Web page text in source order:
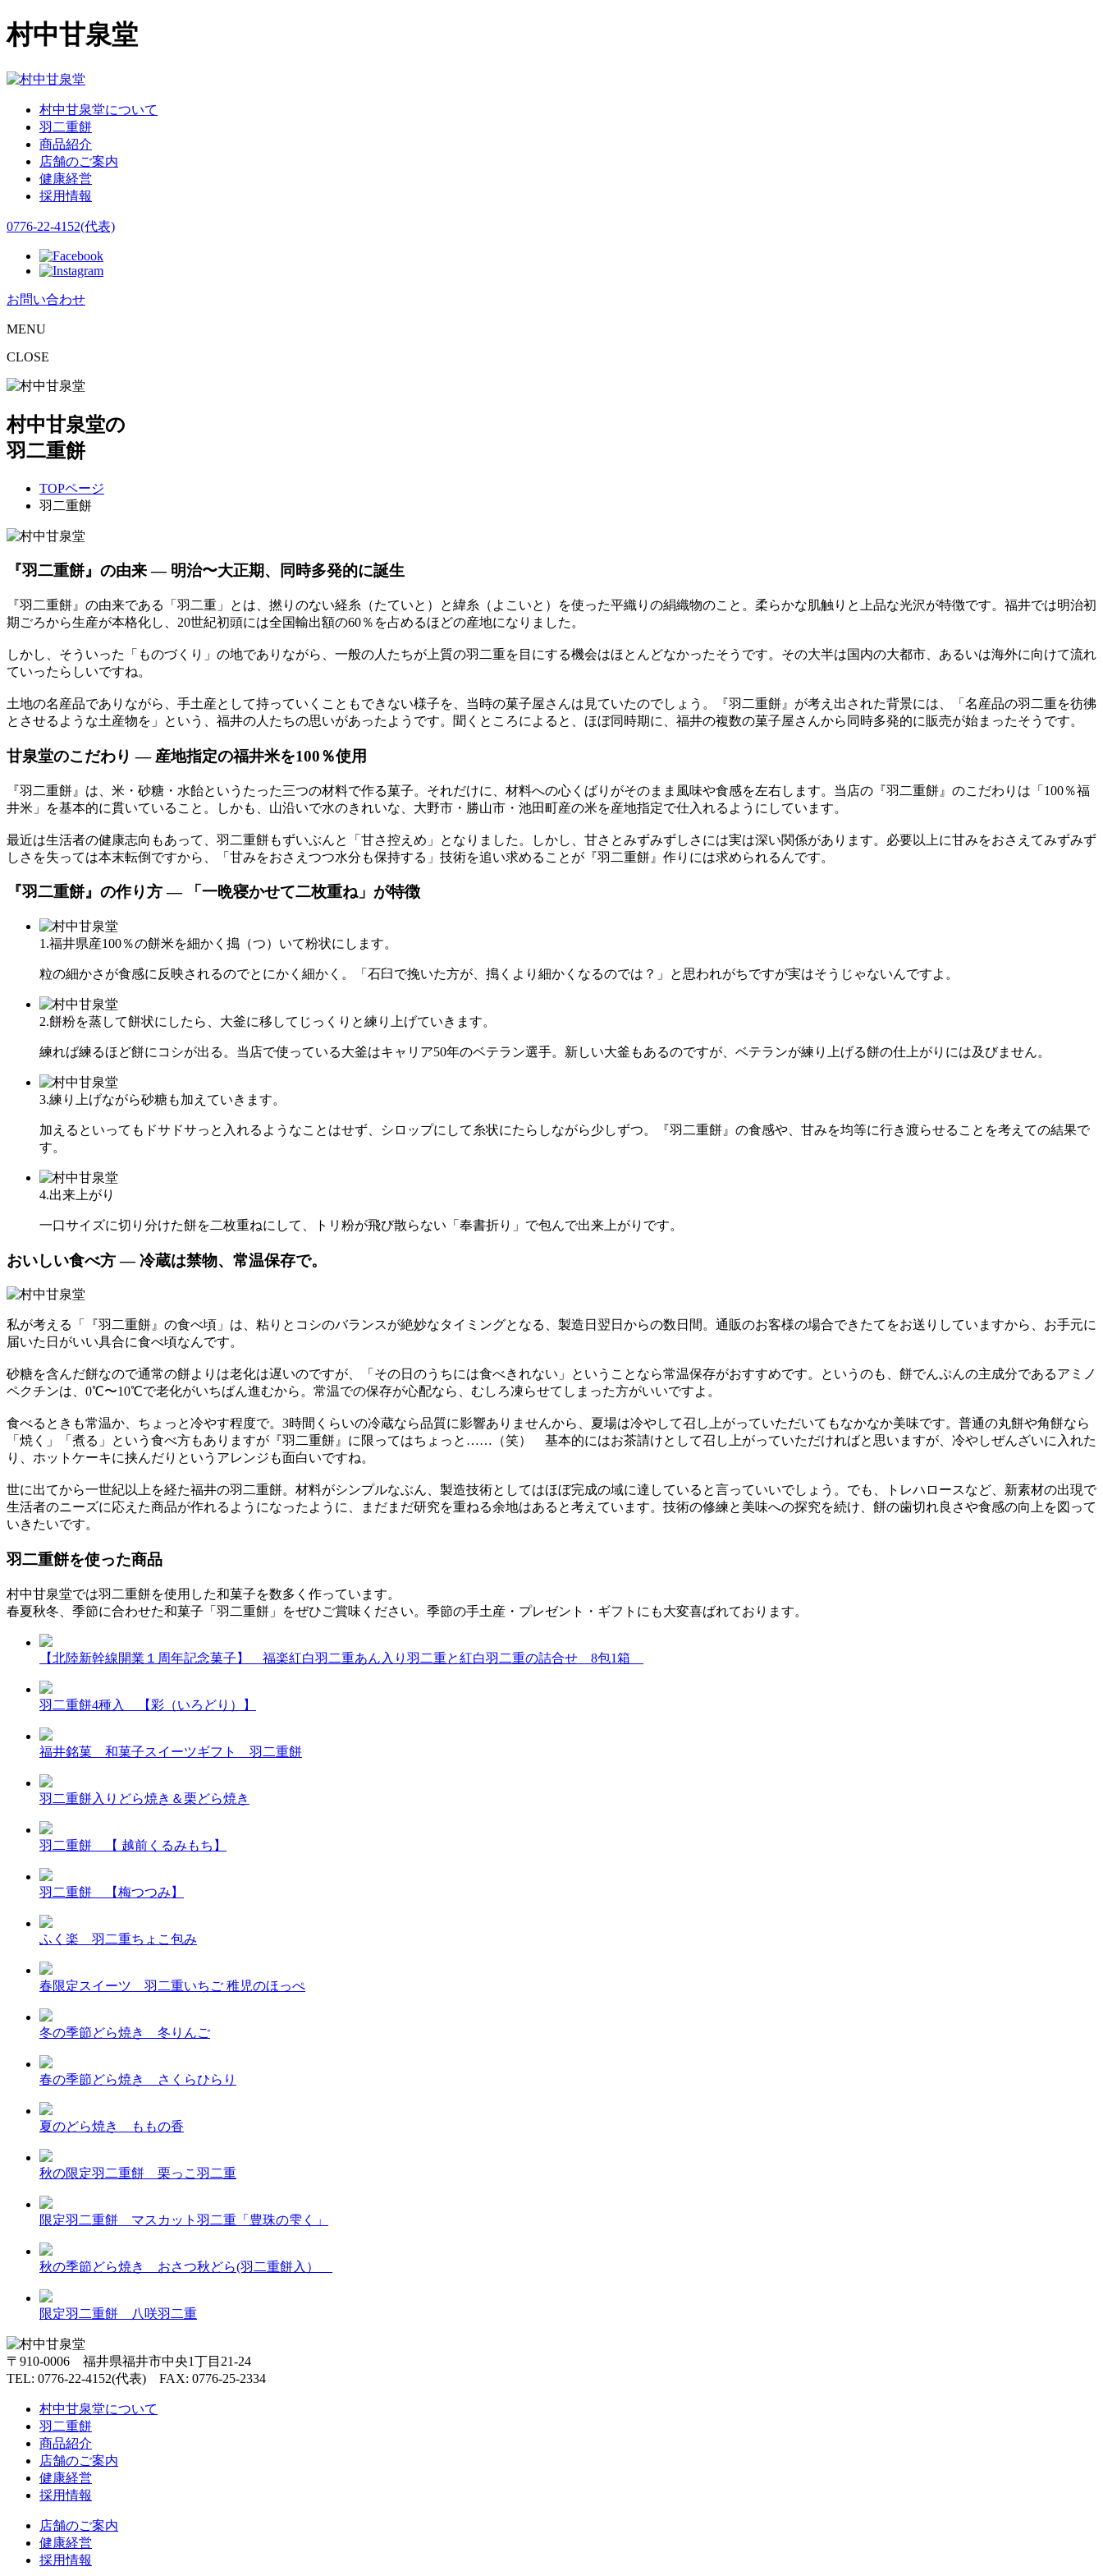
村中甘泉堂
村中甘泉堂について
羽二重餅
商品紹介
店舗のご案内
健康経営
採用情報
0776-22-4152(代表)
お問い合わせ
MENU
CLOSE
村中甘泉堂の
羽二重餅
TOPページ
羽二重餅
『羽二重餅』の由来 ― 明治〜大正期、同時多発的に誕生
『羽二重餅』の由来である「羽二重」とは、撚りのない経糸（たていと）と緯糸（よこいと）を使った平織りの絹織物のこと。柔らかな肌触りと上品な光沢が特徴です。福井では明治初
期ごろから生産が本格化し、20世紀初頭には全国輸出額の60％を占めるほどの産地になりました。
しかし、そういった「ものづくり」の地でありながら、一般の人たちが上質の羽二重を目にする機会はほとんどなかったそうです。その大半は国内の大都市、あるいは海外に向けて流れ
ていったらしいですね。
土地の名産品でありながら、手土産として持っていくこともできない様子を、当時の菓子屋さんは見ていたのでしょう。『羽二重餅』が考え出された背景には、「名産品の羽二重を彷彿
とさせるような土産物を」という、福井の人たちの思いがあったようです。聞くところによると、ほぼ同時期に、福井の複数の菓子屋さんから同時多発的に販売が始まったそうです。
甘泉堂のこだわり ― 産地指定の福井米を100％使用
『羽二重餅』は、米・砂糖・水飴というたった三つの材料で作る菓子。それだけに、材料への心くばりがそのまま風味や食感を左右します。当店の『羽二重餅』のこだわりは「100％福
井米」を基本的に貫いていること。しかも、山沿いで水のきれいな、大野市・勝山市・池田町産の米を産地指定で仕入れるようにしています。
最近は生活者の健康志向もあって、羽二重餅もずいぶんと「甘さ控えめ」となりました。しかし、甘さとみずみずしさには実は深い関係があります。必要以上に甘みをおさえてみずみず
しさを失っては本末転倒ですから、「甘みをおさえつつ水分も保持する」技術を追い求めることが『羽二重餅』作りには求められるんです。
『羽二重餅』の作り方 ― 「一晩寝かせて二枚重ね」が特徴
1.福井県産100％の餅米を細かく搗（つ）いて粉状にします。
粒の細かさが食感に反映されるのでとにかく細かく。「石臼で挽いた方が、搗くより細かくなるのでは？」と思われがちですが実はそうじゃないんですよ。
2.餅粉を蒸して餅状にしたら、大釜に移してじっくりと練り上げていきます。
練れば練るほど餅にコシが出る。当店で使っている大釜はキャリア50年のベテラン選手。新しい大釜もあるのですが、ベテランが練り上げる餅の仕上がりには及びません。
3.練り上げながら砂糖も加えていきます。
加えるといってもドサドサっと入れるようなことはせず、シロップにして糸状にたらしながら少しずつ。『羽二重餅』の食感や、甘みを均等に行き渡らせることを考えての結果で
す。
4.出来上がり
一口サイズに切り分けた餅を二枚重ねにして、トリ粉が飛び散らない「奉書折り」で包んで出来上がりです。
おいしい食べ方 ― 冷蔵は禁物、常温保存で。
私が考える「『羽二重餅』の食べ頃」は、粘りとコシのバランスが絶妙なタイミングとなる、製造日翌日からの数日間。通販のお客様の場合できたてをお送りしていますから、お手元に
届いた日がいい具合に食べ頃なんです。
砂糖を含んだ餅なので通常の餅よりは老化は遅いのですが、「その日のうちには食べきれない」ということなら常温保存がおすすめです。というのも、餅でんぷんの主成分であるアミノ
ペクチンは、0℃〜10℃で老化がいちばん進むから。常温での保存が心配なら、むしろ凍らせてしまった方がいいですよ。
食べるときも常温か、ちょっと冷やす程度で。3時間くらいの冷蔵なら品質に影響ありませんから、夏場は冷やして召し上がっていただいてもなかなか美味です。普通の丸餅や角餅なら
「焼く」「煮る」という食べ方もありますが『羽二重餅』に限ってはちょっと……（笑） 基本的にはお茶請けとして召し上がっていただければと思いますが、冷やしぜんざいに入れた
り、ホットケーキに挟んだりというアレンジも面白いですね。
世に出てから一世紀以上を経た福井の羽二重餅。材料がシンプルなぶん、製造技術としてはほぼ完成の域に達していると言っていいでしょう。でも、トレハロースなど、新素材の出現で
生活者のニーズに応えた商品が作れるようになったように、まだまだ研究を重ねる余地はあると考えています。技術の修練と美味への探究を続け、餅の歯切れ良さや食感の向上を図って
いきたいです。
羽二重餅を使った商品
村中甘泉堂では羽二重餅を使用した和菓子を数多く作っています。
春夏秋冬、季節に合わせた和菓子「羽二重餅」をぜひご賞味ください。季節の手土産・プレゼント・ギフトにも大変喜ばれております。
【北陸新幹線開業１周年記念菓子】 福楽紅白羽二重あん入り羽二重と紅白羽二重の詰合せ 8包1箱
羽二重餅4種入 【彩（いろどり）】
福井銘菓 和菓子スイーツギフト 羽二重餅
羽二重餅入りどら焼き＆栗どら焼き
羽二重餅 【 越前くるみもち】
羽二重餅 【梅つつみ】
ふく楽 羽二重ちょこ包み
春限定スイーツ 羽二重いちご 稚児のほっぺ
冬の季節どら焼き 冬りんご
春の季節どら焼き さくらひらり
夏のどら焼き ももの香
秋の限定羽二重餅 栗っこ羽二重
限定羽二重餅 マスカット羽二重「豊珠の雫く」
秋の季節どら焼き おさつ秋どら(羽二重餅入）
限定羽二重餅 八咲羽二重
〒910-0006 福井県福井市中央1丁目21-24
TEL: 0776-22-4152(代表) FAX: 0776-25-2334
村中甘泉堂について
羽二重餅
商品紹介
店舗のご案内
健康経営
採用情報
店舗のご案内
健康経営
採用情報